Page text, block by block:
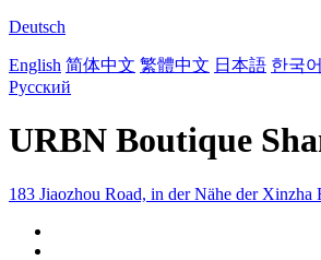
Deutsch
English 简体中文 繁體中文 日本語 한국어
Русский
URBN Boutique
183 Jiaozhou Road, in der Nähe der Xinzha